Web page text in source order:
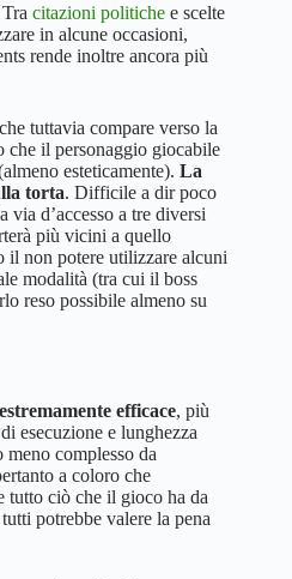
citazioni politiche e scelte
in alcune occasioni,
rende inoltre ancora più
tuttavia compare verso la
che il personaggio giocabile
esteticamente). La
torta. Difficile a dir poco
via d’accesso a tre diversi
più vicini a quello
il non potere utilizzare alcuni
modalità (tra cui il boss
reso possibile almeno su
efficace, più
esecuzione e lunghezza
meno complesso da
a coloro che
tutto ciò che il gioco ha da
potrebbe valere la pena